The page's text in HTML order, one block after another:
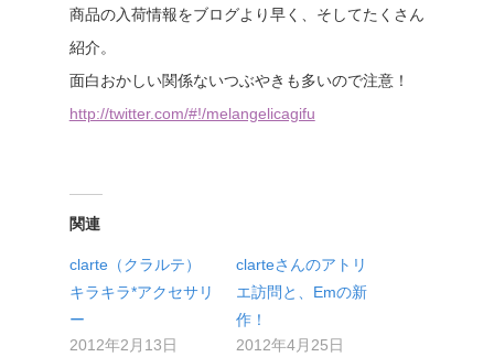
商品の入荷情報をブログより早く、そしてたくさん
紹介。
面白おかしい関係ないつぶやきも多いので注意！
http://twitter.com/#!/melangelicagifu
関連
clarte（クラルテ）
キラキラ*アクセサリ
ー
2012年2月13日
clarteさんのアトリ
エ訪問と、Emの新
作！
2012年4月25日